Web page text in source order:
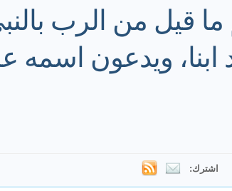
قيل من الرب
ابنا، ويدعون اسمه
اشترك: